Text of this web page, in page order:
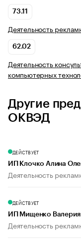
73.11
Деятельность
62.02
Деятельность
компьютерных
Другие
ОКВЭД
ДЕЙСТВУЕТ
ИП Клочко Алина
Деятельность
ДЕЙСТВУЕТ
ИП Мищенко Валерия
Деятельность